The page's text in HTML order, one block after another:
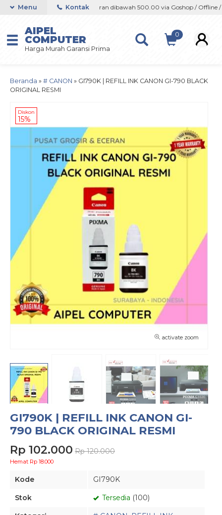
/ Marketplace Orderan dibawah 500.00 via Goshop / Offline /
Menu Kontak
AIPEL
COMPUTER
Harga Murah Garansi Prima
0
Beranda » # CANON » GI790K | REFILL INK CANON GI-790 BLACK
ORIGINAL RESMI
activate zoom
Diskon
15%
GI790K | REFILL INK CANON GI-
790 BLACK ORIGINAL RESMI
Rp 102.000 Rp 120.000
Hemat Rp 18.000
Kode GI790K
Stok Tersedia (100)